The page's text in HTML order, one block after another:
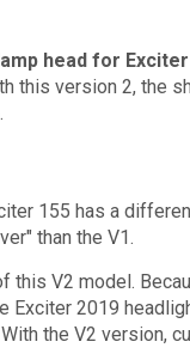
head for
this version 2, the
155 has a
than the V1.
this V2 model.
Exciter 2019
the V2 version,